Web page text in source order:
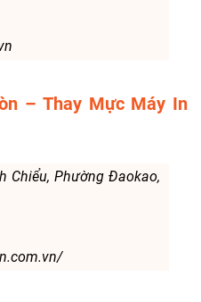
– Thay Mực Máy In
Phường Đaokao,